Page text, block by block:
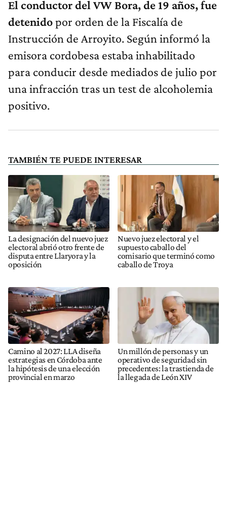
El conductor del VW Bora, de 19 años, fue
detenidopor orden de la Fiscalía de
Instrucción de Arroyito. Según informó la
emisora cordobesa estaba inhabilitado
para conducir desde mediados de julio por
una infracción tras un test de alcoholemia
positivo.
TAMBIÉN TE PUEDE INTERESAR
La designación del nuevo juez
electoral abrió otro frente de
disputa entre Llaryora y la
oposición
Nuevo juez electoral y el
supuesto caballo del
comisario que terminó como
caballo de Troya
Camino al 2027: LLA diseña
estrategias en Córdoba ante
la hipótesis de una elección
provincial en marzo
Un millón de personas y un
operativo de seguridad sin
precedentes: la trastienda de
la llegada de León XIV